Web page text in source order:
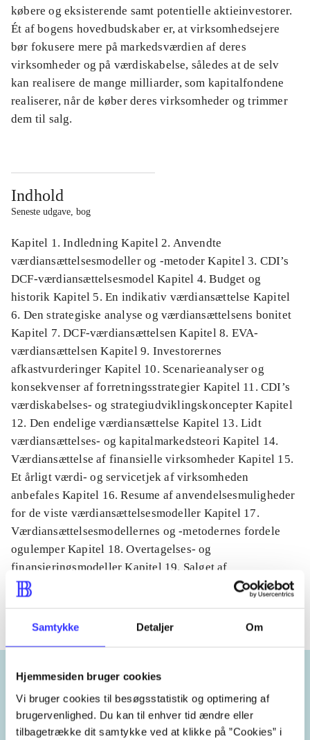
Samtykke Detaljer Om
Hjemmesiden bruger cookies
Vi bruger cookies til besøgsstatistik og optimering af
brugervenlighed. Du kan til enhver tid ændre eller
tilbagetrække dit samtykke ved at klikke på ”Cookies” i
købere og eksisterende samt potentielle aktieinvestorer.
Ét af bogens hovedbudskaber er, at virksomhedsejere
bør fokusere mere på markedsværdien af deres
virksomheder og på værdiskabelse, således at de selv
kan realisere de mange milliarder, som kapitalfondene
realiserer, når de køber deres virksomheder og trimmer
dem til salg.
Indhold
Seneste udgave, bog
Kapitel 1. Indledning Kapitel 2. Anvendte
værdiansættelsesmodeller og -metoder Kapitel 3. CDI’s
DCF-værdiansættelsesmodel Kapitel 4. Budget og
historik Kapitel 5. En indikativ værdiansættelse Kapitel
6. Den strategiske analyse og værdiansættelsens bonitet
Kapitel 7. DCF-værdiansættelsen Kapitel 8. EVA-
værdiansættelsen Kapitel 9. Investorernes
afkastvurderinger Kapitel 10. Scenarieanalyser og
konsekvenser af forretningsstrategier Kapitel 11. CDI’s
værdiskabelses- og strategiudviklingskoncepter Kapitel
12. Den endelige værdiansættelse Kapitel 13. Lidt
værdiansættelses- og kapitalmarkedsteori Kapitel 14.
Værdiansættelse af finansielle virksomheder Kapitel 15.
Et årligt værdi- og servicetjek af virksomheden
anbefales Kapitel 16. Resume af anvendelsesmuligheder
for de viste værdiansættelsesmodeller Kapitel 17.
Værdiansættelsesmodellernes og -metodernes fordele
ogulemper Kapitel 18. Overtagelses- og
finansieringsmodeller Kapitel 19. Salget af
virksomheden og afslutning
Emneord